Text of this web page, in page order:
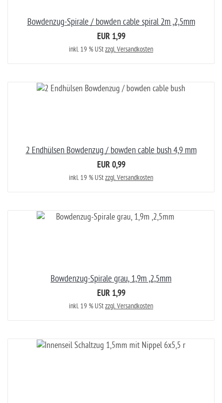
Bowdenzug-Spirale / bowden cable spiral 2m ,2,5mm
EUR 1,99
inkl. 19 % UStzzgl. Versandkosten
2 Endhülsen Bowdenzug / bowden cable bush 4,9 mm
EUR 0,99
inkl. 19 % UStzzgl. Versandkosten
Bowdenzug-Spirale grau, 1,9m ,2,5mm
EUR 1,99
inkl. 19 % UStzzgl. Versandkosten